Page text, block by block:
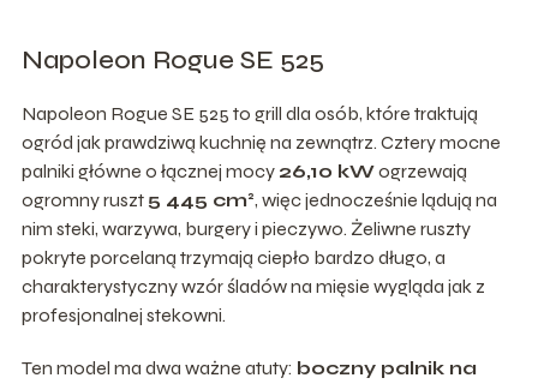
Napoleon Rogue SE 525
Napoleon Rogue SE 525 to grill dla osób, które traktują
ogród jak prawdziwą kuchnię na zewnątrz. Cztery mocne
palniki główne o łącznej mocy 26,10 kWogrzewają
ogromny ruszt 5 445 cm², więc jednocześnie lądują na
nim steki, warzywa, burgery i pieczywo. Żeliwne ruszty
pokryte porcelaną trzymają ciepło bardzo długo, a
charakterystyczny wzór śladów na mięsie wygląda jak z
profesjonalnej stekowni.
Ten model ma dwa ważne atuty: boczny palnik na